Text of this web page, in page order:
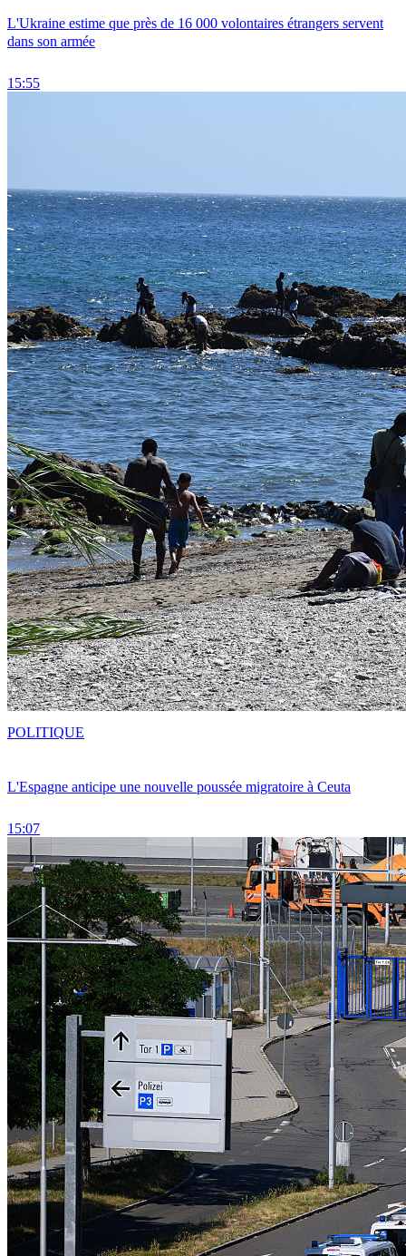
L'Ukraine estime que près de 16 000 volontaires étrangers servent
dans son armée
15:55
L'Espagne anticipe une nouvelle poussée migratoire à Ceuta
15:07
POLITIQUE